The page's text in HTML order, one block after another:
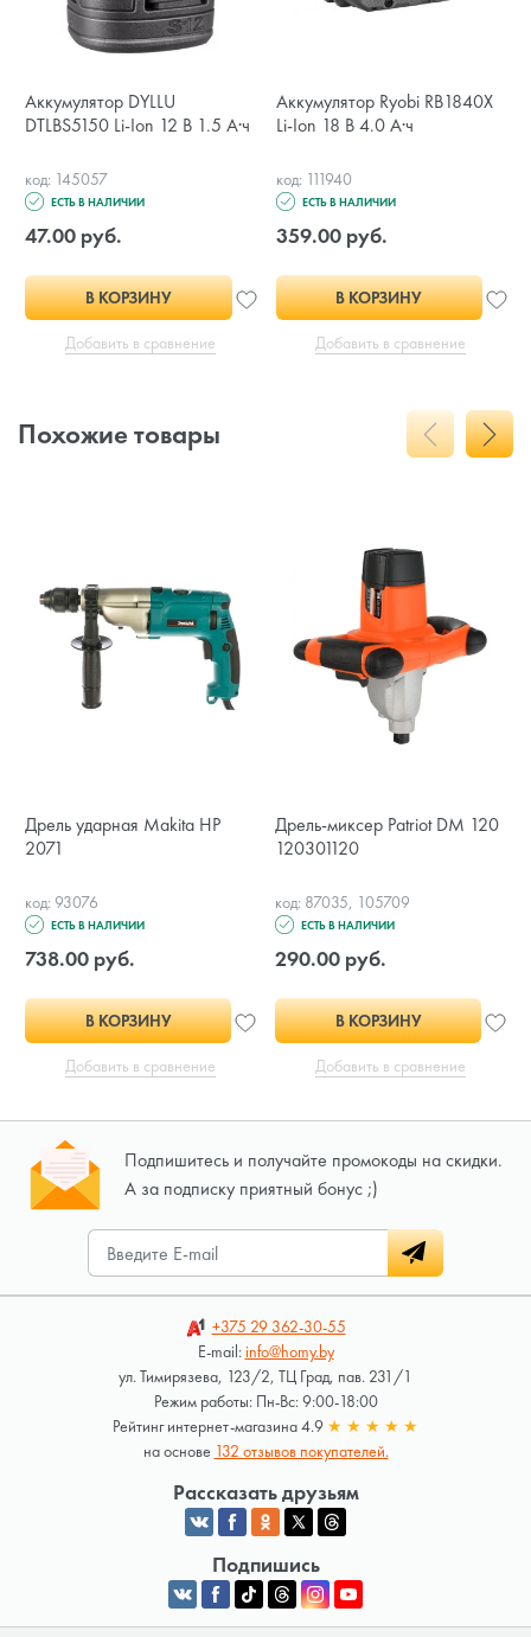
Аккумулятор DYLLU
DTLBS5150 Li-Ion 12 В 1.5 А·ч
код: 145057
ЕСТЬ В НАЛИЧИИ
47.00 руб.
В КОРЗИНУ
Добавить в сравнение
Аккумулятор Ryobi RB1840X
Li-Ion 18 В 4.0 А·ч
код: 111940
ЕСТЬ В НАЛИЧИИ
359.00 руб.
В КОРЗИНУ
Добавить в сравнение
Похожие товары
Дрель ударная Makita HP
2071
код: 93076
ЕСТЬ В НАЛИЧИИ
738.00 руб.
В КОРЗИНУ
Добавить в сравнение
Дрель-миксер Patriot DM 120
120301120
код: 87035, 105709
ЕСТЬ В НАЛИЧИИ
290.00 руб.
В КОРЗИНУ
Добавить в сравнение
Подпишитесь и получайте промокоды на скидки.
А за подписку приятный бонус ;)
+375 29362-30-55
E-mail:info@homy.by
ул. Тимирязева, 123/2, ТЦ Град, пав. 231/1
Режим работы: Пн-Вс: 9:00-18:00
Рейтинг интернет-магазина 4.9 ★ ★ ★ ★ ★
на основе 132 отзывов покупателей.
Рассказать друзьям
Подпишись